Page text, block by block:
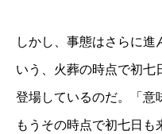
しかし、事態はさらに進
いう、火葬の時点で初七
登場しているのだ。「意
もうその時点で初七日も